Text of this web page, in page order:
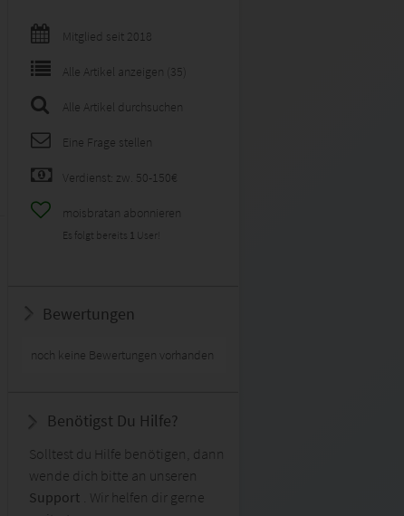
Mitglied seit 2018
Alle Artikel anzeigen (35)
Alle Artikel durchsuchen
Eine Frage stellen
Verdienst: zw. 50-150€
moisbratan abonnieren
Es folgt bereits 1 User!
Bewertungen
noch keine Bewertungen vorhanden
Benötigst Du Hilfe?
Solltest du Hilfe benötigen, dann
wende dich bitte an unseren
Support . Wir helfen dir gerne